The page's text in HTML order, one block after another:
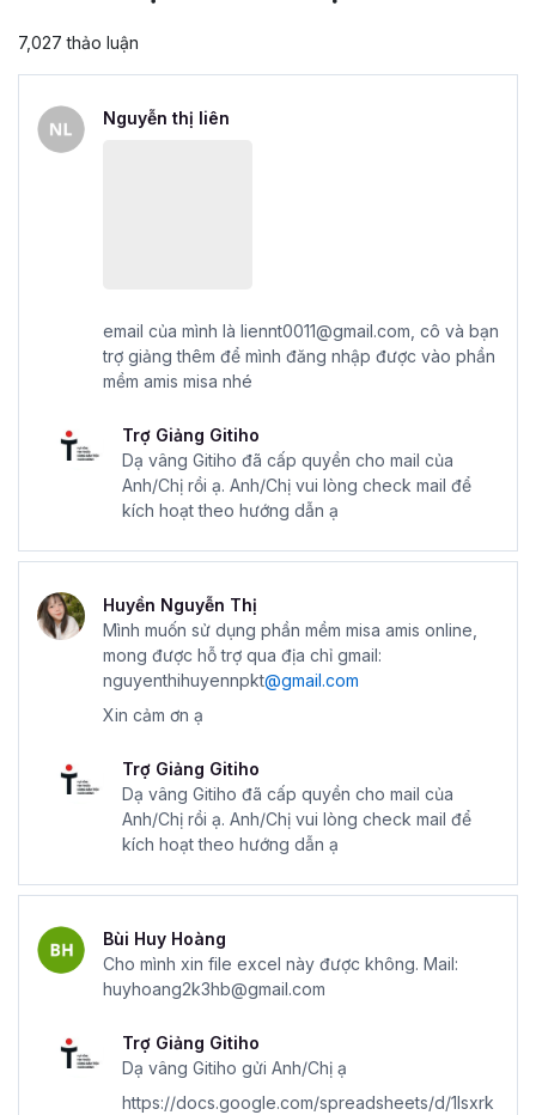
7,027 thảo luận
Nguyễn thị liên
email của mình là liennt0011@gmail.com, cô và bạn
trợ giảng thêm để mình đăng nhập được vào phần
mềm amis misa nhé
Trợ Giảng Gitiho
Dạ vâng Gitiho đã cấp quyền cho mail của
Anh/Chị rồi ạ. Anh/Chị vui lòng check mail để
kích hoạt theo hướng dẫn ạ
Huyền Nguyễn Thị
Mình muốn sử dụng phần mềm misa amis online,
mong được hỗ trợ qua địa chỉ gmail:
nguyenthihuyennpkt@gmail.com
Xin cảm ơn ạ
Trợ Giảng Gitiho
Dạ vâng Gitiho đã cấp quyền cho mail của
Anh/Chị rồi ạ. Anh/Chị vui lòng check mail để
kích hoạt theo hướng dẫn ạ
Bùi Huy Hoàng
Cho mình xin file excel này được không. Mail:
huyhoang2k3hb@gmail.com
Trợ Giảng Gitiho
Dạ vâng Gitiho gửi Anh/Chị ạ
https://docs.google.com/spreadsheets/d/1lsxrk